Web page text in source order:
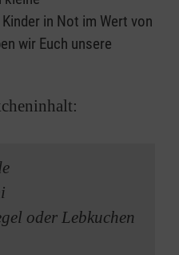
in Not im Wert von
wir Euch unsere
oder Lebkuchen